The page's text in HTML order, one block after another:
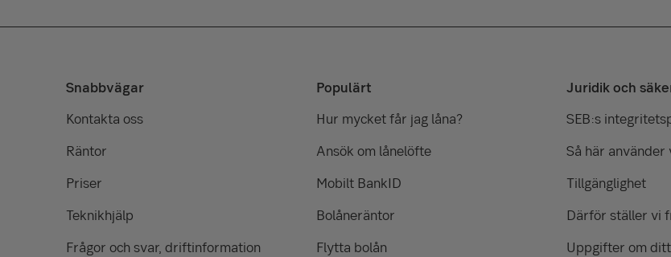
Snabbvägar
Kontakta oss
Räntor
Priser
Teknikhjälp
Frågor och svar, driftinformation
Populärt
Hur mycket får jag låna?
Ansök om lånelöfte
Mobilt BankID
Bolåneräntor
Flytta bolån
Juridik och
SEB:s
Så här använder
Tillgänglighet
Därför ställer vi
Uppgifter om